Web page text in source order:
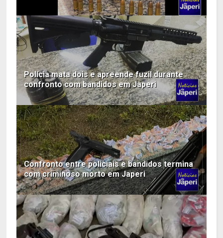
Polícia mata dois e apreende fuzil durante
confronto com bandidos em Japeri
Confronto entre policiais e bandidos termina
com criminoso morto em Japeri